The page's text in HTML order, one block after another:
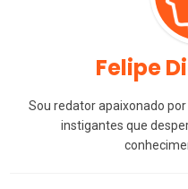
Felipe
Sou redator apaixonado
instigantes que